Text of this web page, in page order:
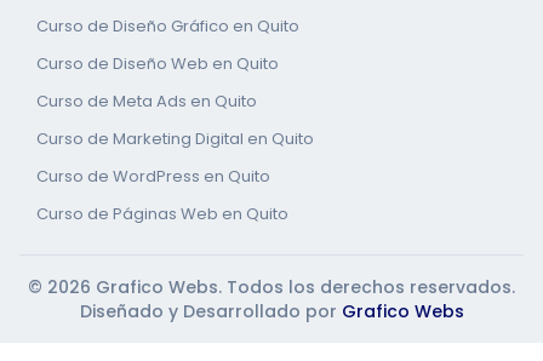
Curso de Diseño Gráfico en Quito
Curso de Diseño Web en Quito
Curso de Meta Ads en Quito
Curso de Marketing Digital en Quito
Curso de WordPress en Quito
Curso de Páginas Web en Quito
© 2026 Grafico Webs. Todos los derechos reservados.
Diseñado y Desarrollado por Grafico Webs